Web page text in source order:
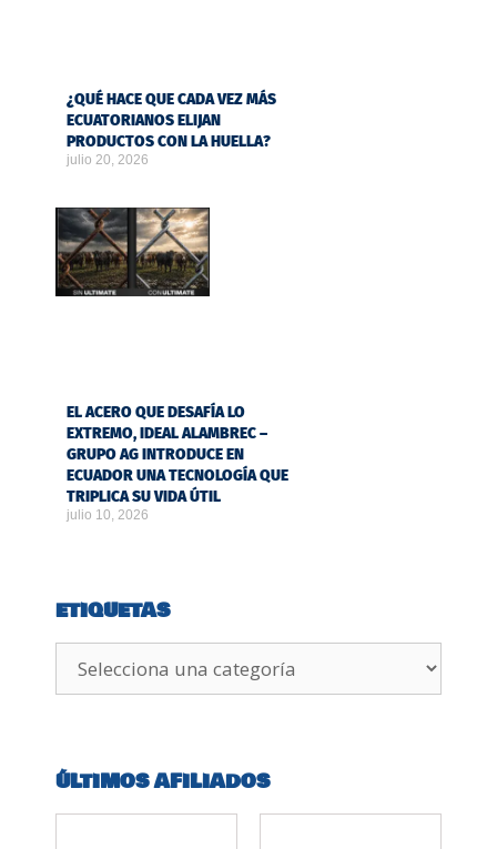
¿QUÉ HACE QUE CADA VEZ MÁS
ECUATORIANOS ELIJAN
PRODUCTOS CON LA HUELLA?
julio 20, 2026
EL ACERO QUE DESAFÍA LO
EXTREMO, IDEAL ALAMBREC –
GRUPO AG INTRODUCE EN
ECUADOR UNA TECNOLOGÍA QUE
TRIPLICA SU VIDA ÚTIL
julio 10, 2026
ETIQUETAS
ÚLTIMOS AFILIADOS